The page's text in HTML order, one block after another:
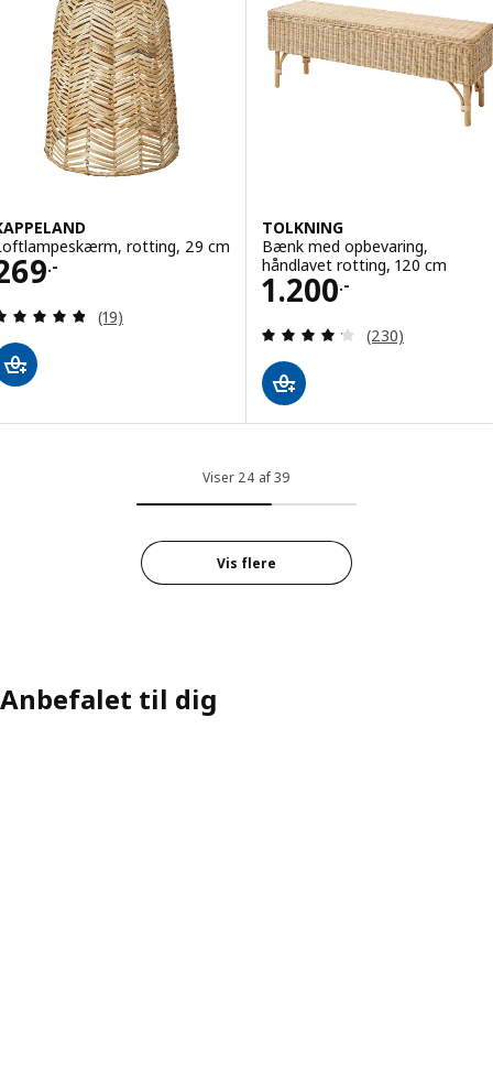
rotting, 29 cm
.-
269.-
Anmeld: 4.8 ud af 5 Stjerner. Anmeldelser i alt:
(19)
TOLKNING
Bænk med opbevaring,
håndlavet rotting, 120 cm
1.200.-
Pris 1200.-
Anmeld: 4.2 ud
(230)
Viser 24 af 39
Vis flere
Anbefalet til dig